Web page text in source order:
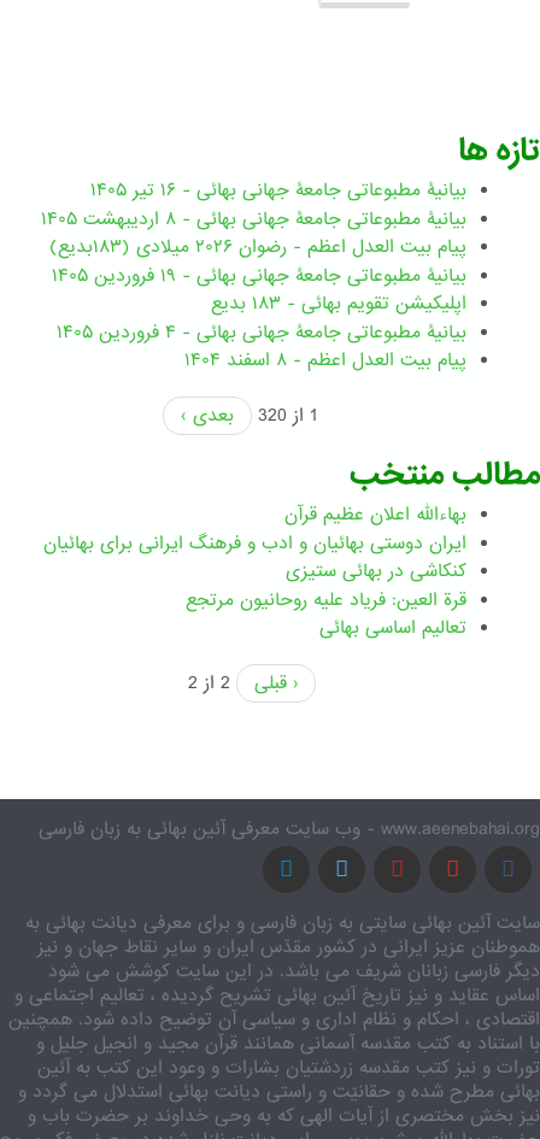
تازه ها
بیانیۀ مطبوعاتی جامعۀ جهانی بهائی - ۱۶ تیر ۱۴۰۵
بیانیۀ مطبوعاتی جامعۀ جهانی بهائی - ۸ اردیبهشت ۱۴۰۵
پیام بیت العدل اعظم - رضوان ۲۰۲۶ میلادی (۱۸۳بدیع)
بیانیۀ مطبوعاتی جامعۀ جهانی بهائی - ۱۹ فروردین ۱۴۰۵
اپلیکیشن تقویم بهائی - ۱۸۳ بدیع
بیانیۀ مطبوعاتی جامعۀ جهانی بهائی - ۴ فروردین ۱۴۰۵
پیام بیت العدل اعظم - ۸ اسفند ۱۴۰۴
1 از 320
بعدی ›
مطالب منتخب
بهاءالله اعلان عظیم قرآن
ايران دوستی بهائيان و ادب و فرهنگ ايرانی برای بهائيان
کنکاشی در بهائی ستيزی
قرة العین: فریاد علیه روحانیون مرتجع
تعالیم اساسی بهائی
‹ قبلی
2 از 2
www.aeenebahai.org - وب سایت معرفی آئین بهائی به زبان فارسی
سایت آئین بهائی سایتی به زبان فارسی و برای معرفی دیانت بهائی به
هموطنان عزیز ایرانی در کشور مقدّس ایران و سایر نقاط جهان و نیز
دیگر فارسی زبانان شریف می باشد. در این سایت کوشش می شود
اساس عقاید و نیز تاریخ آئین بهائی تشریح گردیده ، تعالیم اجتماعی و
اقتصادی ، احکام و نظام اداری و سیاسی آن توضیح داده شود. همچنین
با استناد به کتب مقدسه آسمانی همانند قرآن مجید و انجیل جلیل و
تورات و نیز کتب مقدسه زردشتیان بشارات و وعود این کتب به آئین
بهائی مطرح شده و حقانیّت و راستی دیانت بهائی استدلال می گردد و
نیز بخش مختصری از آیات الهی که به وحی خداوند بر حضرت باب و